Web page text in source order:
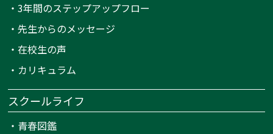
・3年間のステップアップフロー
・先生からのメッセージ
・在校生の声
・ カリキュラム
スクールライフ
・ 青春図鑑